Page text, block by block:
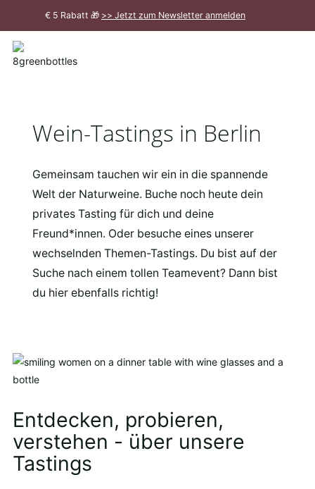
€ 5 Rabatt 🎁 >> Jetzt zum Newsletter anmelden
Meldung
Wein-Tastings in Berlin
Gemeinsam tauchen wir ein in die spannende
Welt der Naturweine. Buche noch heute dein
privates Tasting für dich und deine
Freund*innen. Oder besuche eines unserer
wechselnden Themen-Tastings. Du bist auf der
Suche nach einem tollen Teamevent? Dann bist
du hier ebenfalls richtig!
Entdecken, probieren,
verstehen - über unsere
Tastings